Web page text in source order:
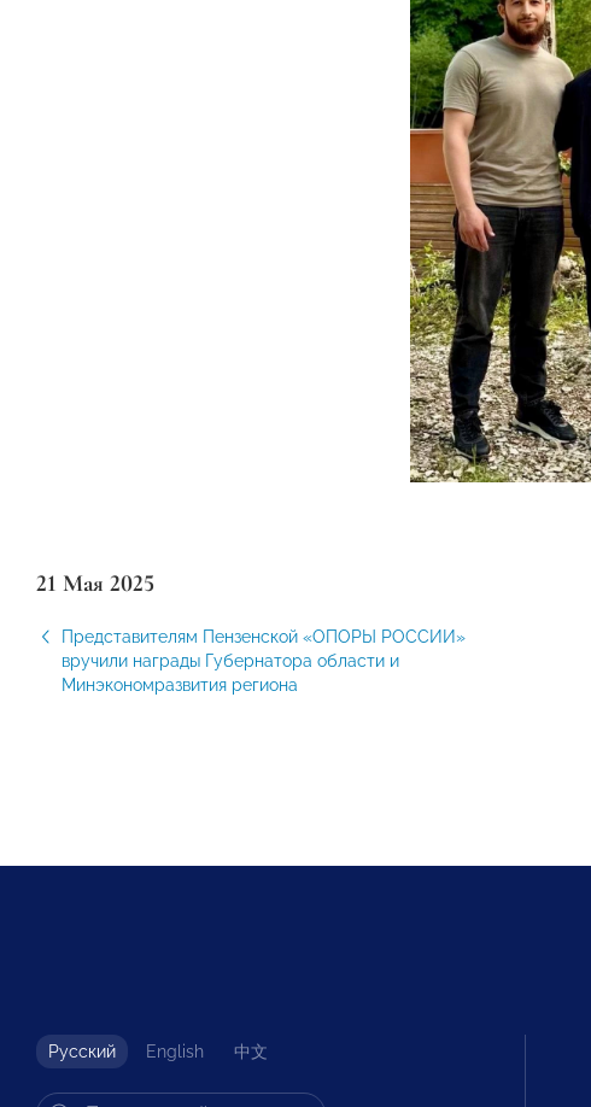
21 Мая 2025
Представителям Пензенской «ОПОРЫ РОССИИ»
вручили награды Губернатора области и
Минэкономразвития региона
Русский English 中文